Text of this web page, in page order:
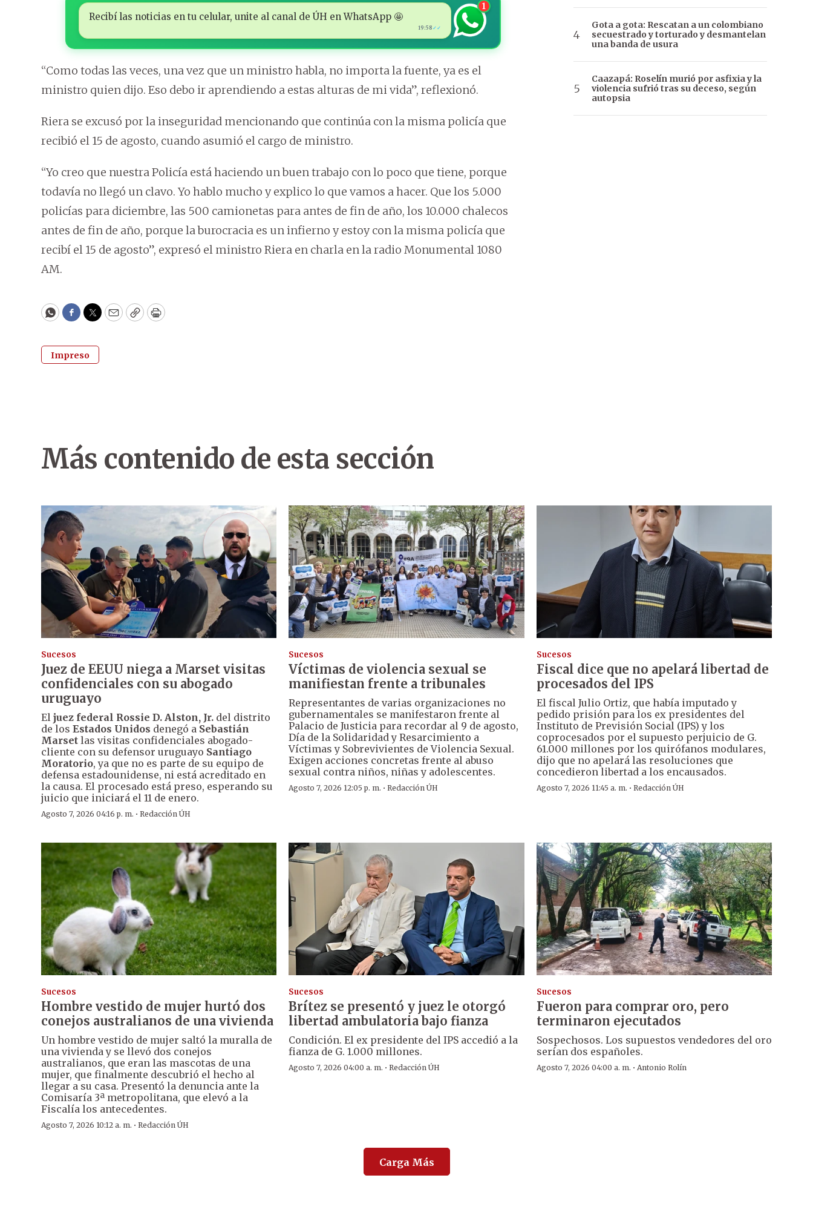
Recibí las noticias en tu celular, unite al canal de ÚH en WhatsApp 🤩
19:58 ✓✓
1
“Como todas las veces, una vez que un ministro habla, no importa la fuente, ya es el
ministro quien dijo. Eso debo ir aprendiendo a estas alturas de mi vida”, reflexionó.
Riera se excusó por la inseguridad mencionando que continúa con la misma policía que
recibió el 15 de agosto, cuando asumió el cargo de ministro.
“Yo creo que nuestra Policía está haciendo un buen trabajo con lo poco que tiene, porque
todavía no llegó un clavo. Yo hablo mucho y explico lo que vamos a hacer. Que los 5.000
policías para diciembre, las 500 camionetas para antes de fin de año, los 10.000 chalecos
antes de fin de año, porque la burocracia es un infierno y estoy con la misma policía que
recibí el 15 de agosto”, expresó el ministro Riera en charla en la radio Monumental 1080
AM.
WhatsApp
Facebook
Twitter
EmailCopyPrint
Impreso
Gota a gota: Rescatan a un colombiano
secuestrado y torturado y desmantelan
una banda de usura
Caazapá: Roselín murió por asfixia y la
violencia sufrió tras su deceso, según
autopsia
Más contenido de esta sección
Sucesos
Juez de EEUU niega a Marset visitas
confidenciales con su abogado
uruguayo
El juez federal Rossie D. Alston, Jr. del distrito
de los Estados Unidos denegó a Sebastián
Marset las visitas confidenciales abogado-
cliente con su defensor uruguayo Santiago
Moratorio, ya que no es parte de su equipo de
defensa estadounidense, ni está acreditado en
la causa. El procesado está preso, esperando su
juicio que iniciará el 11 de enero.
Agosto 7, 2026 04:16 p. m. · Redacción ÚH
Sucesos
Víctimas de violencia sexual se
manifiestan frente a tribunales
Representantes de varias organizaciones no
gubernamentales se manifestaron frente al
Palacio de Justicia para recordar al 9 de agosto,
Día de la Solidaridad y Resarcimiento a
Víctimas y Sobrevivientes de Violencia Sexual.
Exigen acciones concretas frente al abuso
sexual contra niños, niñas y adolescentes.
Agosto 7, 2026 12:05 p. m. ·Redacción ÚH
Sucesos
Fiscal dice que no apelará libertad de
procesados del IPS
El fiscal Julio Ortiz, que había imputado y
pedido prisión para los ex presidentes del
Instituto de Previsión Social (IPS) y los
coprocesados por el supuesto perjuicio de G.
61.000 millones por los quirófanos modulares,
dijo que no apelará las resoluciones que
concedieron libertad a los encausados.
Agosto 7, 2026 11:45 a. m. · Redacción ÚH
Sucesos
Hombre vestido de mujer hurtó dos
conejos australianos de una vivienda
Un hombre vestido de mujer saltó la muralla de
una vivienda y se llevó dos conejos
australianos, que eran las mascotas de una
mujer, que finalmente descubrió el hecho al
llegar a su casa. Presentó la denuncia ante la
Comisaría 3ª metropolitana, que elevó a la
Fiscalía los antecedentes.
Agosto 7, 2026 10:12 a. m. · Redacción ÚH
Sucesos
Brítez se presentó y juez le otorgó
libertad ambulatoria bajo fianza
Condición. El ex presidente del IPS accedió a la
fianza de G. 1.000 millones.
Agosto 7, 2026 04:00 a. m. ·Redacción ÚH
Sucesos
Fueron para comprar oro, pero
terminaron ejecutados
Sospechosos. Los supuestos vendedores del oro
serían dos españoles.
Agosto 7, 2026 04:00 a. m. · Antonio Rolín
Carga Más